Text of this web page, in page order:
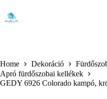
content
Home Dekoráció
Apró fürdőszobai kellékek
GEDY 6926 Colorado kampó,